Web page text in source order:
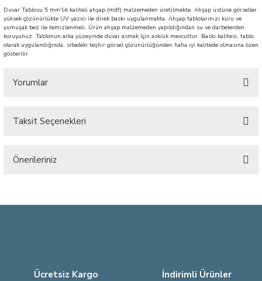
Duvar Tablosu 5 mm'lik kaliteli ahşap (mdf) malzemeden üretilmekte. Ahşap üstüne görseller
yüksek çözünürlükte UV yazıcı ile direk baskı uygulanmakta. Ahşap tablolarınızı kuru ve
yumuşak bez ile temizlenmeli. Ürün ahşap malzemeden yapıldığından su ve darbelerden
koruyunuz. Tablonun arka yüzeyinde duvar asmak için askılık mevcuttur. Baskı kalitesi, tablo
olarak uygulandığında, sitedeki teşhir görsel çözünürlüğünden haha iyi kalitede olmasına özen
gösterilir.
Yorumlar
Taksit Seçenekleri
Önerileriniz
Ürün açıklamasında eksik bilgiler bulunuyor.
Ücretsiz Kargo İndirimli Ürünler